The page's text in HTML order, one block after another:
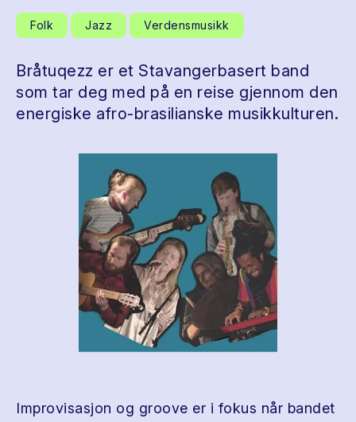
Folk Jazz Verdensmusikk
Bråtuqezz er et Stavangerbasert band
som tar deg med på en reise gjennom den
energiske afro-brasilianske musikkulturen.
Improvisasjon og groove er i fokus når bandet